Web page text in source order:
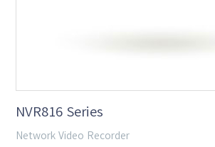
NVR816 Series
Network Video Recorder